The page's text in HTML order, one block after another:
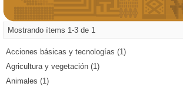
Mostrando ítems 1-3 de 1
Acciones básicas y tecnologías (1)
Agricultura y vegetación (1)
Animales (1)